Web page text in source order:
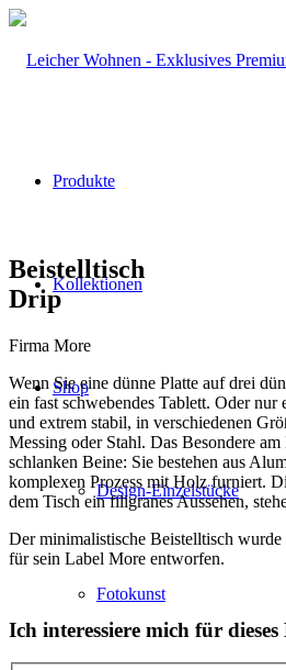
Produkte
Kollektionen
Shop
Design-Einzelstücke
Fotokunst
Beistelltisch
Drip
Firma More
Wenn Sie eine dünne Platte auf drei
ein fast schwebendes Tablett. Oder
und extrem stabil, in verschiedenen
Messing oder Stahl. Das Besondere
schlanken Beine: Sie bestehen aus
komplexen Prozess mit Holz furniert.
dem Tisch ein filigranes Aussehen,
Der minimalistische Beistelltisch
für sein Label More entworfen.
Ich interessiere mich für